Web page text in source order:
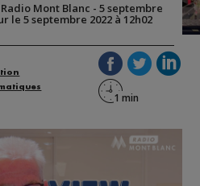
Mont Blanc - 5 septembre
le 5 septembre 2022 à 12h02